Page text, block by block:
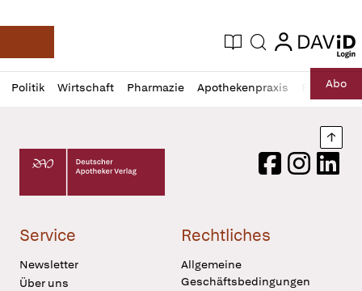
Deutsche Apotheker Zeitung
Aktuelle Ausgabe
Suche login
login
Politik Wirtschaft Pharmazie Apothekenpraxis RechtAbo
Profil
öffnen
Daz
Pur
Deutscher Apotheker Verlag Logo
FacebookInstagram
Service
Newsletter
Über uns
Rechtliches
Allgemeine
Geschäftsbedingungen